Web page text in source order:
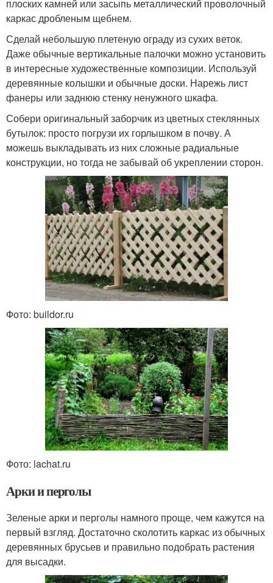
плоских камней или засыпь металлический проволочный
каркас дробленым щебнем.
Сделай небольшую плетеную ограду из сухих веток.
Даже обычные вертикальные палочки можно установить
в интересные художественные композиции. Используй
деревянные колышки и обычные доски. Нарежь лист
фанеры или заднюю стенку ненужного шкафа.
Собери оригинальный заборчик из цветных стеклянных
бутылок: просто погрузи их горлышком в почву. А
можешь выкладывать из них сложные радиальные
конструкции, но тогда не забывай об укреплении сторон.
Фото: buildor.ru
Фото: lachat.ru
Арки и перголы
Зеленые арки и перголы намного проще, чем кажутся на
первый взгляд. Достаточно сколотить каркас из обычных
деревянных брусьев и правильно подобрать растения
для высадки.